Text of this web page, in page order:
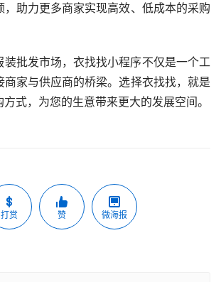
，助力更多商家实现高效、低成本的采购
装批发市场，衣找找小程序不仅是一个工
商家与供应商的桥梁。选择衣找找，就是
式，为您的生意带来更大的发展空间。
打赏 赞 微海报